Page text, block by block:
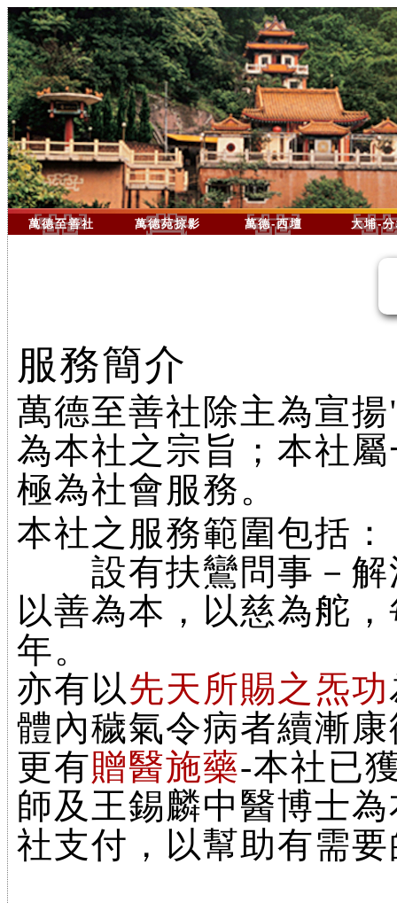
萬德至善社 萬德苑掠影 萬德-西壇 大埔-
服務簡介
萬德至善社除主為宣揚
為本社之宗旨；本社
極為社會服務。
本社之服務範圍包括：
設有扶鸞問事－解
以善為本，以慈為舵
年。
亦有以先天所賜之炁功
體內穢氣令病者續漸
更有贈醫施藥-本社已
師及王錫麟中醫博士
社支付，以幫助有需